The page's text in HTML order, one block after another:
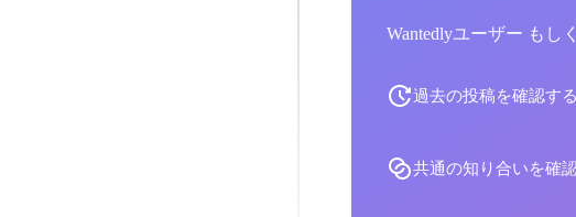
Wantedlyユーザー もし
過去の投稿を確認する
共通の知り合いを確